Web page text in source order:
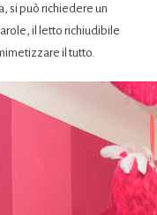
si può richiedere un
il letto richiudibile
il tutto.